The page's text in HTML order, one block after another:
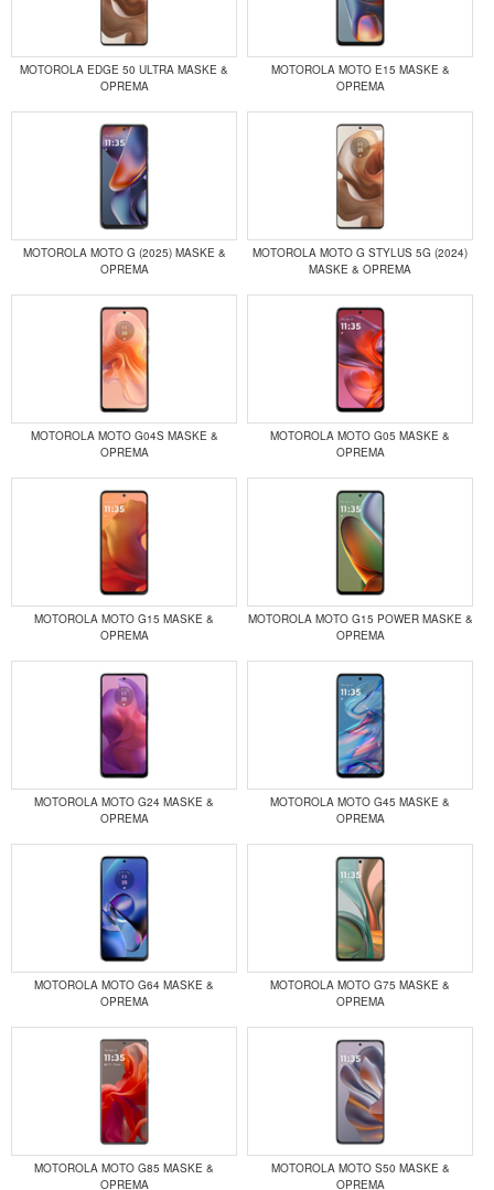
MOTOROLA EDGE 50 ULTRA MASKE &
OPREMA
MOTOROLA MOTO E15 MASKE &
OPREMA
MOTOROLA MOTO G (2025) MASKE &
OPREMA
MOTOROLA MOTO G STYLUS 5G (2024)
MASKE & OPREMA
MOTOROLA MOTO G04S MASKE &
OPREMA
MOTOROLA MOTO G05 MASKE &
OPREMA
MOTOROLA MOTO G15 MASKE &
OPREMA
MOTOROLA MOTO G15 POWER MASKE &
OPREMA
MOTOROLA MOTO G24 MASKE &
OPREMA
MOTOROLA MOTO G45 MASKE &
OPREMA
MOTOROLA MOTO G64 MASKE &
OPREMA
MOTOROLA MOTO G75 MASKE &
OPREMA
MOTOROLA MOTO G85 MASKE &
OPREMA
MOTOROLA MOTO S50 MASKE &
OPREMA